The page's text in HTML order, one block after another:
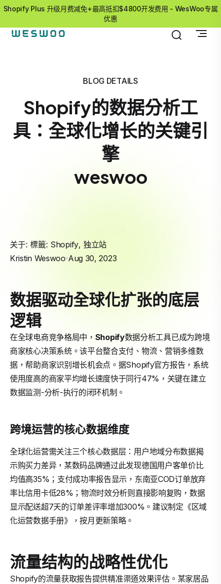
Shopify Plus 升级月费减免+最高抵扣$4800开发费用 - WesWoo专属
优惠
BLOG DETAILS
Shopify的数据分析工
具：全球化增长的关键引
擎
weswoo
关于: 標籤: Shopify, 独立站
Kristin Weswoo Aug 30, 2023
数据驱动全球化扩张的底层
逻辑
在全球电商竞争格局中， Shopify数据分析工具已成为跨境
商家核心决策系统。该平台整合支付、物流、营销多维数
据，帮助商家识别增长机会点。据Shopify官方报告，系统
使用度高的商家平均增长速度快于同行47%，关键在建立
数据监测-分析-执行的闭环机制。
跨境运营的核心数据维度
全球化运营需关注三个核心数据层：用户地域分布数据揭
示购买力差异，某数码品牌通过此发现德国用户客单价比
均值高35%；支付成功率报告显示，东南亚COD订单放弃
率比信用卡低28%；物流时效分析则直接影响复购，数据
显示配送超7天的订单差评率增加300%。建议制定《区域
化运营数据手册》，按月更新策略。
流量结构的战略性优化
Shopify的流量获取报告提供精准渠道效果评估。某家居品